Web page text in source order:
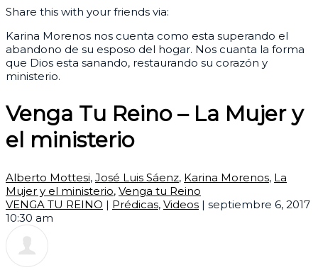
Share this with your friends via:
Karina Morenos nos cuenta como esta superando el
abandono de su esposo del hogar. Nos cuanta la forma
que Dios esta sanando, restaurando su corazón y
ministerio.
Venga Tu Reino – La Mujer y
el ministerio
Alberto Mottesi, José Luis Sáenz, Karina Morenos, La
Mujer y el ministerio, Venga tu Reino
VENGA TU REINO | Prédicas, Videos | septiembre 6, 2017
10:30 am